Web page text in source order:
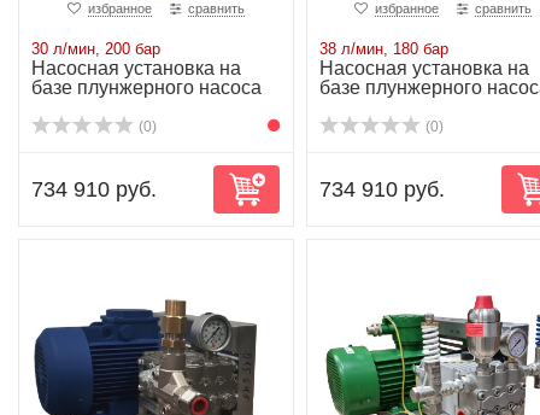
избранное сравнить
30 л/мин, 200 бар
Насосная установка на
базе плунжерного насоса
(0)
734 910 руб.
избранное сравнить
38 л/мин, 180 бар
Насосная установка на
базе плунжерного
(0)
734 910 руб.